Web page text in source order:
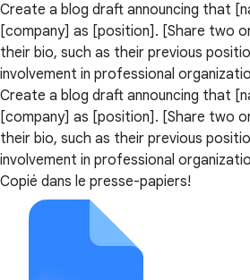
Create a blog draft announcing that
[company] as [position]. [Share two
their bio, such as their previous
involvement in professional
Create a blog draft announcing that
[company] as [position]. [Share two
their bio, such as their previous
involvement in professional
Copié dans le presse-papiers!